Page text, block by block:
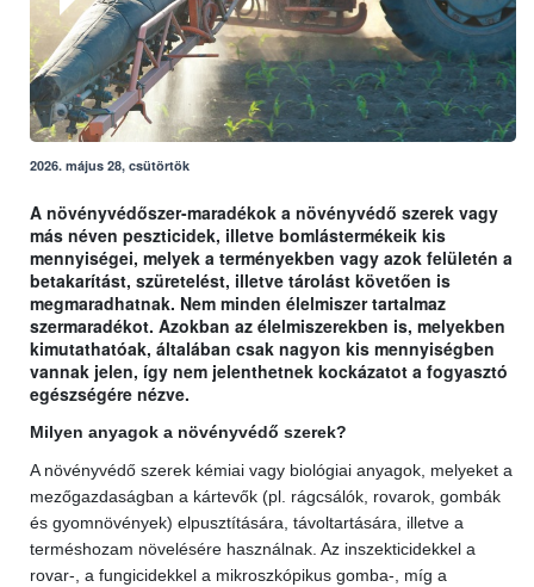
2026. május 28, csütörtök
A növényvédőszer-maradékok a növényvédő szerek vagy
más néven peszticidek, illetve bomlástermékeik kis
mennyiségei, melyek a terményekben vagy azok felületén a
betakarítást, szüretelést, illetve tárolást követően is
megmaradhatnak. Nem minden élelmiszer tartalmaz
szermaradékot. Azokban az élelmiszerekben is, melyekben
kimutathatóak, általában csak nagyon kis mennyiségben
vannak jelen, így nem jelenthetnek kockázatot a fogyasztó
egészségére nézve.
Milyen anyagok a növényvédő szerek?
A növényvédő szerek kémiai vagy biológiai anyagok, melyeket a
mezőgazdaságban a kártevők (pl. rágcsálók, rovarok, gombák
és gyomnövények) elpusztítására, távoltartására, illetve a
terméshozam növelésére használnak. Az inszekticidekkel a
rovar-, a fungicidekkel a mikroszkópikus gomba-, míg a